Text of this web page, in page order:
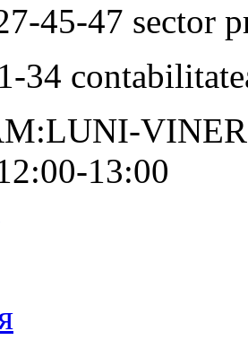
45-47 sector
34
13:00